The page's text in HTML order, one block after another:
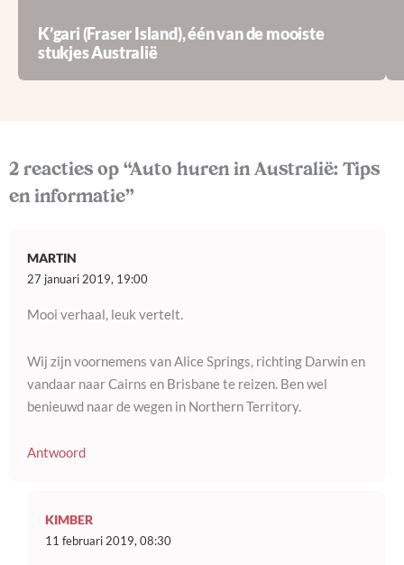
K’gari (Fraser Island), één van de mooiste
stukjes Australië
2 reacties op “Auto huren in Australië: Tips
en informatie”
MARTIN
27 januari 2019, 19:00
Mooi verhaal, leuk vertelt.
Wij zijn voornemens van Alice Springs, richting Darwin en
vandaar naar Cairns en Brisbane te reizen. Ben wel
benieuwd naar de wegen in Northern Territory.
Antwoord
KIMBER
11 februari 2019, 08:30